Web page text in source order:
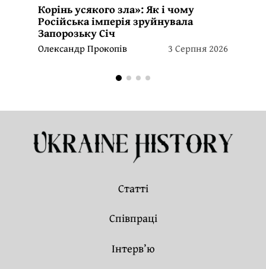
Корінь усякого зла»: Як і чому
Російська імперія зруйнувала
Запорозьку Січ
Олександр Прокопів 3 Серпня 2026
Статті
Співпраці
Інтерв’ю